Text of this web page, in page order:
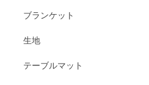
ブランケット
生地
テーブルマット